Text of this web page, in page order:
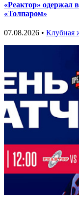
«Реактор» одержал
«Толпаром»
07.08.2026 • Клубная